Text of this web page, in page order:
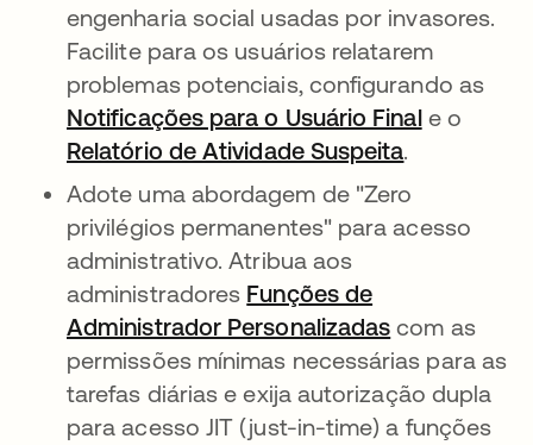
engenharia social usadas por invasores.
Facilite para os usuários relatarem
problemas potenciais, configurando as
Notificações para o Usuário Finale o
Relatório de Atividade Suspeita.
Adote uma abordagem de "Zero
privilégios permanentes" para acesso
administrativo. Atribua aos
administradores Funções de
Administrador Personalizadas com as
permissões mínimas necessárias para as
tarefas diárias e exija autorização dupla
para acesso JIT (just-in-time) a funções